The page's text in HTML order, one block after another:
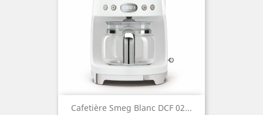
Cafetière Smeg Blanc DCF 02...